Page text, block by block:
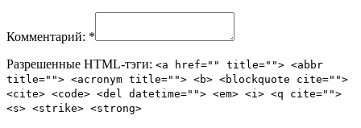
Комментарий: *
Разрешенные HTML-тэги: <a href="" title=""> <abbr
title=""> <acronym title=""> <b> <blockquote cite="">
<cite> <code> <del datetime=""> <em> <i> <q cite="">
<s> <strike> <strong>